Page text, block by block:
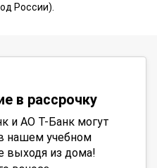
России).
в рассрочку
и АО Т-Банк могут
нашем учебном
выходя из дома!